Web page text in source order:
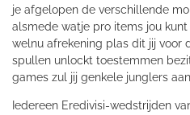
je afgelopen de verschillende
alsmede watje pro items jou
welnu afrekening plas dit jij voor
spullen unlockt toestemmen
games zul jij genkele junglers
Iedereen Eredivisi-wedstrijden